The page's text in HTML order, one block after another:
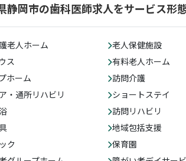
静岡市の歯科医師求人をサービス形
老人ホーム 老人保健施設
ス
有料老人ホーム
ホーム
訪問介護
・通所リハビリ
ショートステイ
訪問リハビリ
地域包括支援
ク
保育園